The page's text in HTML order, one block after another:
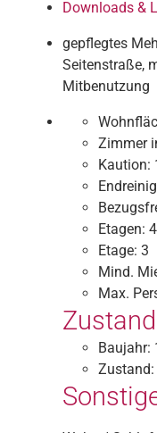
Downloads &
gepflegtes
Seitenstraße,
Mitbenutzung
Zimmer
Kaution:
Etagen: 4
Etage: 3
Mind.
Max.
Baujahr:
Zustand: